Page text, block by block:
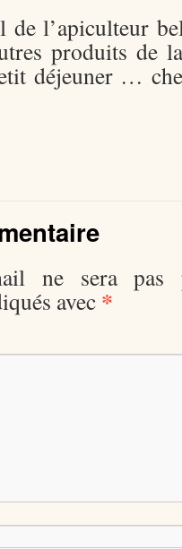
l’apiculteur
produits de
déjeuner …
ne sera pas
avec *